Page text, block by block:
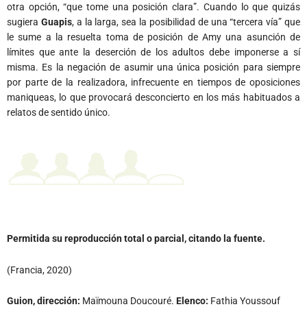
otra opción, “que tome una posición clara”. Cuando lo que quizás
sugiera Guapis, a la larga, sea la posibilidad de una “tercera vía” que
le sume a la resuelta toma de posición de Amy una asunción de
límites que ante la deserción de los adultos debe imponerse a sí
misma. Es la negación de asumir una única posición para siempre
por parte de la realizadora, infrecuente en tiempos de oposiciones
maniqueas, lo que provocará desconcierto en los más habituados a
relatos de sentido único.
Permitida su reproducción total o parcial, citando la fuente.
(Francia, 2020)
Guion, dirección: Maïmouna Doucouré. Elenco: Fathia Youssouf